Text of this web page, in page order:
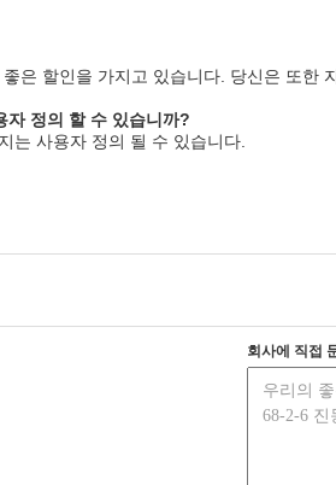
은 할인을 가지고 있습니다. 당신은 또한
자 정의 할 수 있습니까?
는 사용자 정의 될 수 있습니다.
회사에 직접